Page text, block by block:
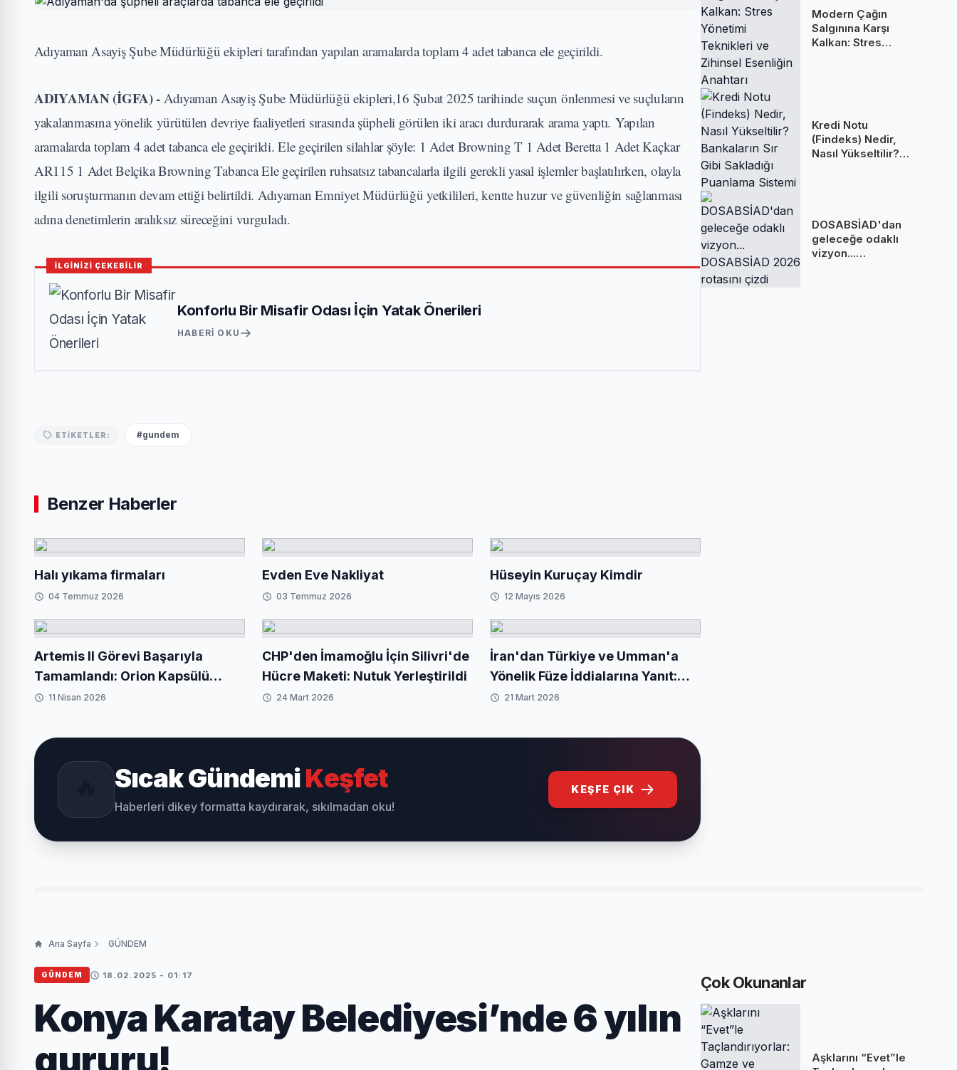
Adıyaman Asayiş Şube Müdürlüğü ekipleri tarafından yapılan aramalarda toplam 4 adet tabanca ele geçirildi.
ADIYAMAN (İGFA) - Adıyaman Asayiş Şube Müdürlüğü ekipleri,16 Şubat 2025 tarihinde suçun önlenmesi ve suçluların
yakalanmasına yönelik yürütülen devriye faaliyetleri sırasında şüpheli görülen iki aracı durdurarak arama yaptı. Yapılan
aramalarda toplam 4 adet tabanca ele geçirildi. Ele geçirilen silahlar şöyle: 1 Adet Browning T 1 Adet Beretta 1 Adet Kaçkar
AR115 1 Adet Belçika Browning Tabanca Ele geçirilen ruhsatsız tabancalarla ilgili gerekli yasal işlemler başlatılırken, olayla
ilgili soruşturmanın devam ettiği belirtildi. Adıyaman Emniyet Müdürlüğü yetkilileri, kentte huzur ve güvenliğin sağlanması
adına denetimlerin aralıksız süreceğini vurguladı.
İLGİNİZİ ÇEKEBİLİR
Konforlu Bir Misafir Odası İçin Yatak Önerileri
HABERI OKU
ETIKETLER: #gundem
Benzer Haberler
Halı yıkama firmaları
04 Temmuz 2026
Evden Eve Nakliyat
03 Temmuz 2026
Hüseyin Kuruçay Kimdir
12 Mayıs 2026
Artemis II Görevi Başarıyla
Tamamlandı: Orion Kapsülü
Dünya'ya Döndü
11 Nisan 2026
CHP'den İmamoğlu İçin Silivri'de
Hücre Maketi: Nutuk Yerleştirildi
24 Mart 2026
İran'dan Türkiye ve Umman'a
Yönelik Füze İddialarına Yanıt:
'Bize Ait Değil'
21 Mart 2026
Sıcak GündemiKeşfet
Haberleri dikey formatta kaydırarak, sıkılmadan oku!
KEŞFE ÇIK
Modern Çağın
Salgınına Karşı
Kalkan: Stres
Kredi Notu
(Findeks) Nedir,
Nasıl Yükseltilir?
DOSABSİAD'dan
geleceğe odaklı
vizyon...
Ana Sayfa GÜNDEM
GÜNDEM 18.02.2025 - 01:17
Konya Karatay Belediyesi’nde 6 yılın
gururu!
Çok Okunanlar
Aşklarını “Evet”le